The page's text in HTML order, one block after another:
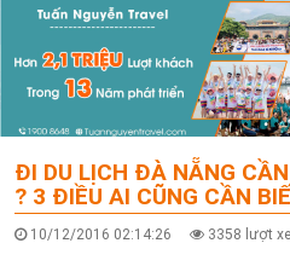
ĐI DU LỊCH ĐÀ NẴNG
? 3 ĐIỀU AI CŨNG CẦN
10/12/2016 02:14:26 3358 lượt